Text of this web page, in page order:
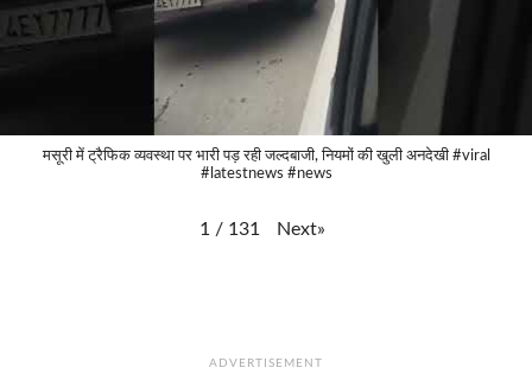
मसूरी में ट्रैफिक व्यवस्था पर भारी पड़ रही जल्दबाजी, नियमों की खुली अनदेखी #viral
#latestnews #news
1 / 131 Next»
ADVERTISEMENT